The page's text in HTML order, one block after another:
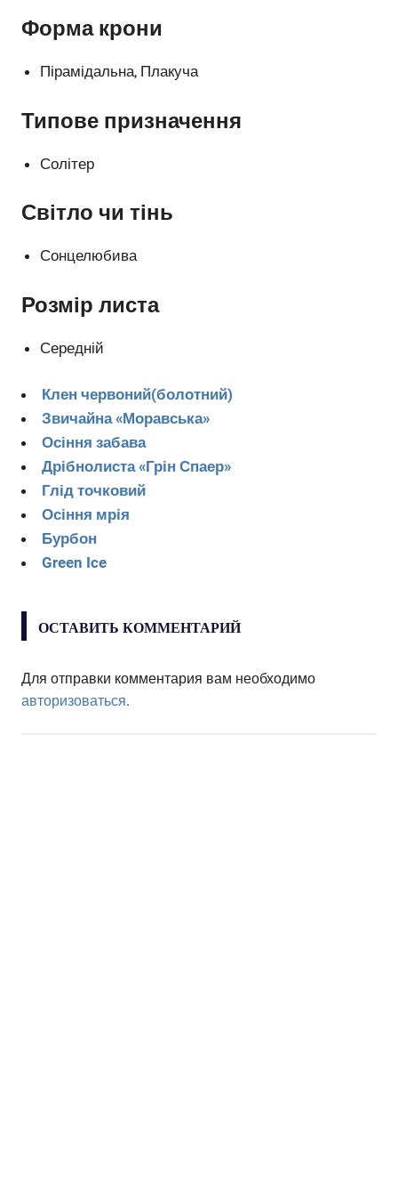
Форма крони
Пірамідальна, Плакуча
Типове призначення
Солітер
Світло чи тінь
Сонцелюбива
Розмір листа
Середній
Клен червоний(болотний)
Звичайна «Моравська»
Осіння забава
Дрібнолиста «Грін Спаер»
Глід точковий
Осіння мрія
Бурбон
Green Ice
ОСТАВИТЬ КОММЕНТАРИЙ
Для отправки комментария вам необходимо
авторизоваться.